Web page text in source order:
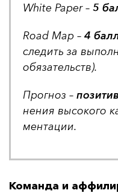
White Paper – 5
Road Map – 4
сле­дить за
обя­за­тель­ств).
Прог­ноз –
не­ния вы­со­ко­го
мен­та­ции.
Команда и